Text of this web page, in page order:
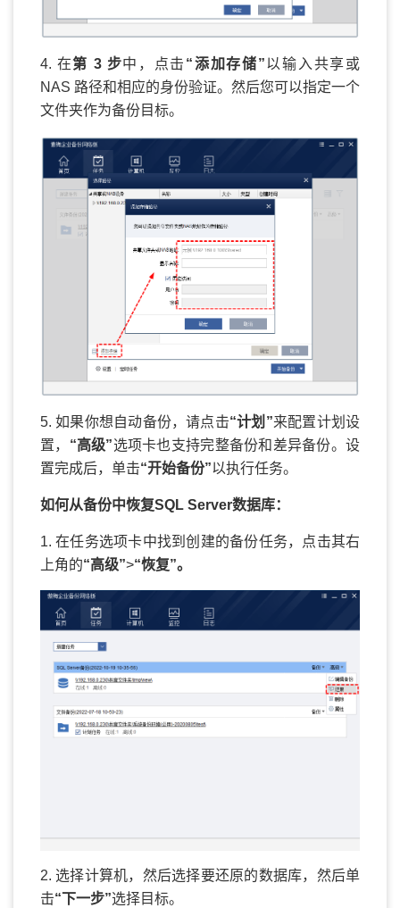
4. 在第 3 步中，点击 “添加存储”以输入共享或
NAS 路径和​​相应的身份验证。然后您可以指定一个
文件夹作为备份目标。
5. 如果你想自动备份，请点击“计划”来配置计划设
置， “高级”选项卡也支持完整备份和差异备份。设
置完成后，单击“开始备份”以执行任务。
如何从备份中恢复SQL Server数据库：
1. 在任务选项卡中找到创建的备份任务，点击其右
上角的“高级”>“恢复”。
2. 选择计算机，然后选择要还原的数据库，然后单
击“下一步”选择目标。